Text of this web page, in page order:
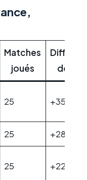
Matches
joués
de
25 +35
25 +28
25 +22